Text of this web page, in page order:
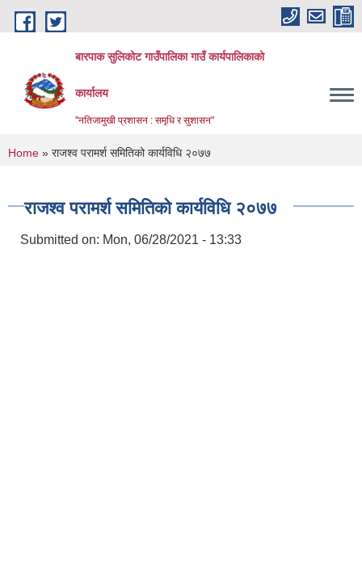
Skip to main content
बारपाक सुलिकोट गाउँपालिका गाउँ कार्यपालिकाको
कार्यालय
"नतिजामुखी प्रशासन : समृधि र सुशासन"
You are here
Home » राजश्व परामर्श समितिको कार्यविधि २०७७
राजश्व परामर्श समितिको कार्यविधि २०७७
Submitted on: Mon, 06/28/2021 - 13:33